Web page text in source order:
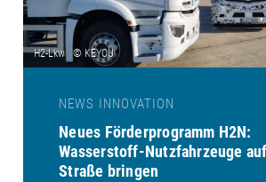
NEWS INNOVATION
Neues Förderprogramm H2N:
Wasserstoff-Nutzfahrzeuge
Straße bringen